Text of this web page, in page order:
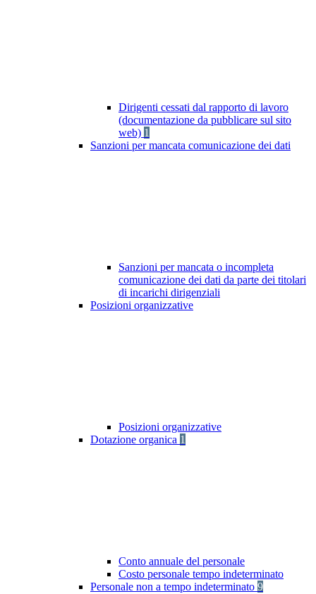
Dirigenti cessati dal rapporto di lavoro
(documentazione da pubblicare sul sito
web) 1
Sanzioni per mancata comunicazione dei dati
Sanzioni per mancata o incompleta
comunicazione dei dati da parte dei titolari
di incarichi dirigenziali
Posizioni organizzative
Posizioni organizzative
Dotazione organica 1
Conto annuale del personale
Costo personale tempo indeterminato
Personale non a tempo indeterminato 9